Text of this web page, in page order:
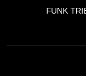
Die virtuelle
brachte die
FUNK